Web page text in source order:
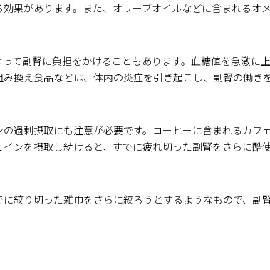
果があります。また、オリーブオイルなどに含まれるオ
て副腎に負担をかけることもあります。血糖値を急激
換え食品などは、体内の炎症を引き起こし、副腎の働き
の過剰摂取にも注意が必要です。コーヒーに含まれるカ
ンを摂取し続けると、すでに疲れ切った副腎をさらに酷
絞り切った雑巾をさらに絞ろうとするようなもので、副